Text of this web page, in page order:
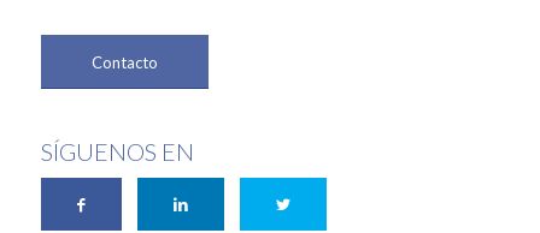
Contacto
SÍGUENOS EN